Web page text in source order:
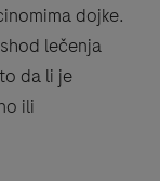
dojke.
lečenja
da li je
ili